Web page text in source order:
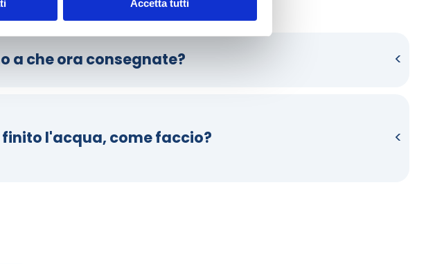
Accetta tutti
a che ora consegnate?
finito l'acqua, come faccio?